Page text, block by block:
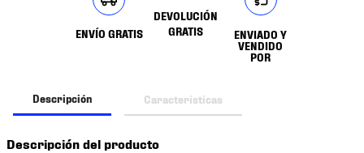
ENVÍO GRATIS
DEVOLUCIÓN
GRATIS
ENVIADO Y
VENDIDO
POR
Descripción Características
Descripción del producto